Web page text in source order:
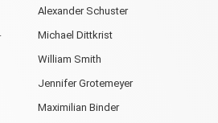
Alexander Schuster
Michael Dittkrist
William Smith
Jennifer Grotemeyer
Maximilian Binder